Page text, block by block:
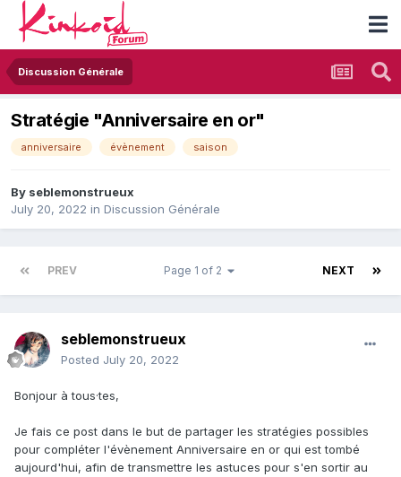
Discussion Générale
Stratégie "Anniversaire en or"
anniversaire évènement saison
By seblemonstrueux
July 20, 2022 in Discussion Générale
PREV NEXT
Page 1 of 2
seblemonstrueux
Posted July 20, 2022
Bonjour à tous·tes,
Je fais ce post dans le but de partager les stratégies possibles
pour compléter l'évènement Anniversaire en or qui est tombé
aujourd'hui, afin de transmettre les astuces pour s'en sortir au